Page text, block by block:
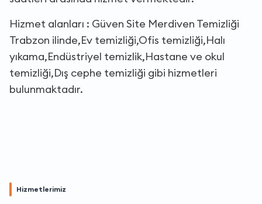
Hizmet alanları : Güven Site Merdiven Temizliği
Trabzon ilinde,Ev temizliği,Ofis temizliği,Halı
yıkama,Endüstriyel temizlik,Hastane ve okul
temizliği,Dış cephe temizliği gibi hizmetleri
bulunmaktadır.
Hizmetlerimiz